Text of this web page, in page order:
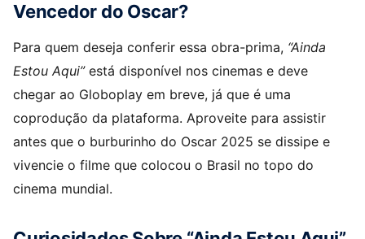
Vencedor do Oscar?
Para quem deseja conferir essa obra-prima, “Ainda
Estou Aqui”está disponível nos cinemas e deve
chegar ao Globoplay em breve, já que é uma
coprodução da plataforma. Aproveite para assistir
antes que o burburinho do Oscar 2025 se dissipe e
vivencie o filme que colocou o Brasil no topo do
cinema mundial.